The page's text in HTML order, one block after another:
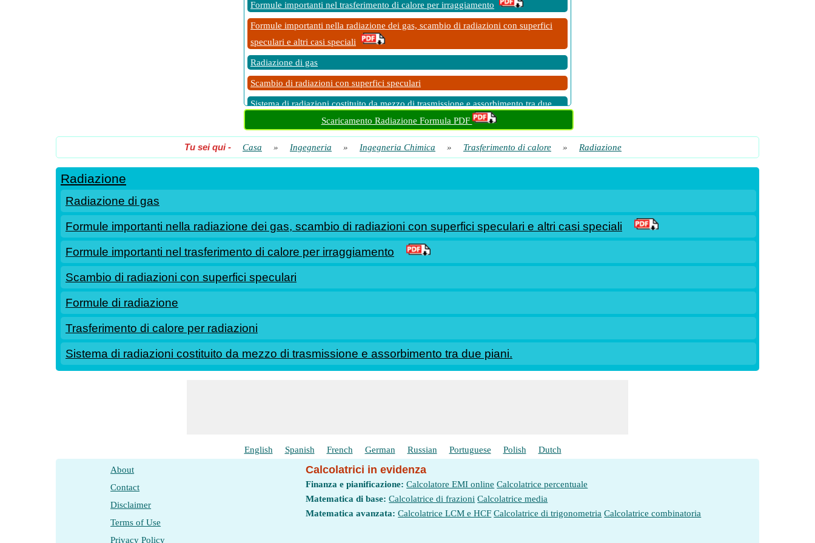
Formule importanti nel trasferimento di calore per irraggiamento
Formule importanti nella radiazione dei gas, scambio di radiazioni con superfici
speculari e altri casi speciali
Radiazione di gas
Scambio di radiazioni con superfici speculari
Sistema di radiazioni costituito da mezzo di trasmissione e assorbimento tra due
Trasferimento di calore per radiazioni
Scaricamento Radiazione Formula PDF
Tu sei qui- Casa » Ingegneria » Ingegneria Chimica » Trasferimento di calore » Radiazione
Radiazione
Radiazione di gas
Formule importanti nella radiazione dei gas, scambio di radiazioni con superfici speculari e altri casi speciali
Formule importanti nel trasferimento di calore per irraggiamento
Scambio di radiazioni con superfici speculari
Formule di radiazione
Trasferimento di calore per radiazioni
Sistema di radiazioni costituito da mezzo di trasmissione e assorbimento tra due piani.
English Spanish French German Russian Portuguese Polish Dutch
About
Contact
Disclaimer
Terms of Use
Privacy Policy
Calcolatrici in evidenza
Finanza e pianificazione: Calcolatore EMI online Calcolatrice percentuale
Matematica di base: Calcolatrice di frazioni Calcolatrice media
Matematica avanzata: Calcolatrice LCM e HCF Calcolatrice di trigonometria Calcolatrice combinatoria